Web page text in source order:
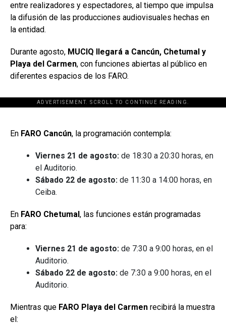
entre realizadores y espectadores, al tiempo que impulsa
la difusión de las producciones audiovisuales hechas en
la entidad.
Durante agosto, MUCIQ llegará a Cancún, Chetumal y
Playa del Carmen, con funciones abiertas al público en
diferentes espacios de los FARO.
ADVERTISEMENT. SCROLL TO CONTINUE READING.
[adsforwp id="243463"]
En FARO Cancún, la programación contempla:
Viernes 21 de agosto: de 18:30 a 20:30 horas, en
el Auditorio.
Sábado 22 de agosto: de 11:30 a 14:00 horas, en
Ceiba.
En FARO Chetumal , las funciones están programadas
para:
Viernes 21 de agosto: de 7:30 a 9:00 horas, en el
Auditorio.
Sábado 22 de agosto: de 7:30 a 9:00 horas, en el
Auditorio.
Mientras que FARO Playa del Carmen recibirá la muestra
el: